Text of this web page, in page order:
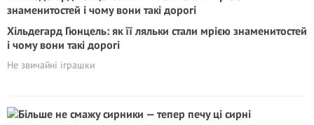
Хільдегард Гюнцель: як її ляльки стали мрією знаменитостей
і чому вони такі дорогі
Не звичайні іграшки